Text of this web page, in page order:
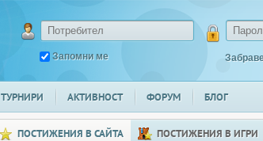
Запомни ме
ТУРНИРИ АКТИВНОСТ ФОРУМ БЛОГ
ПОСТИЖЕНИЯ В САЙТА ПОСТИЖЕНИЯ В ИГРИ